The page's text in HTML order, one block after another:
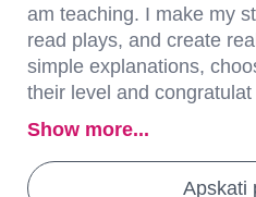
am teaching. I make my
read plays, and create
simple explanations,
their level and congratulat
Show more...
Apskati